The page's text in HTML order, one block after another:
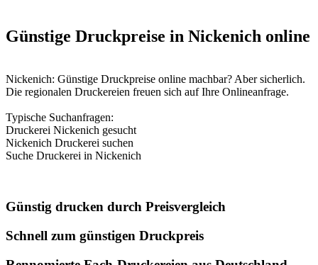
Günstige Druckpreise in Nickenich online
Nickenich: Günstige Druckpreise online machbar? Aber sicherlich.
Die regionalen Druckereien freuen sich auf Ihre Onlineanfrage.
Typische Suchanfragen:
Druckerei Nickenich gesucht
Nickenich Druckerei suchen
Suche Druckerei in Nickenich
Günstig drucken durch Preisvergleich
Schnell zum günstigen Druckpreis